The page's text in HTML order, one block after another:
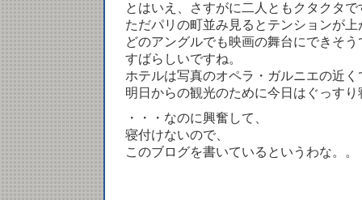
とはいえ、さすがに二人ともクタクタで
ただパリの町並み見るとテンションが
どのアングルでも映画の舞台にできそう
すばらしいですね。
ホテルは写真のオペラ・ガルニエの近く
明日からの観光のために今日はぐっすり
・・・なのに興奮して、
寝付けないので、
このブログを書いているというわな。。